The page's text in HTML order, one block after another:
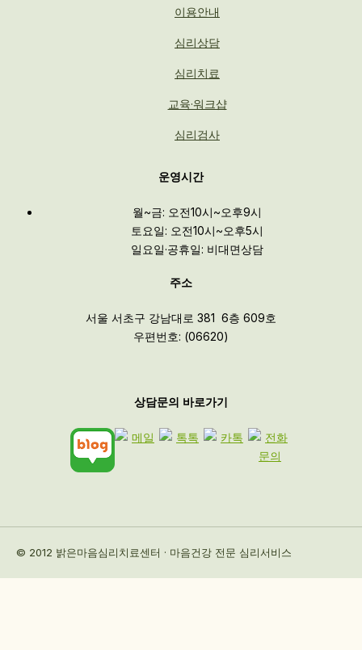
이용안내
심리상담
심리치료
교육·워크샵
심리검사
운영시간
월~금: 오전10시~오후9시
토요일: 오전10시~오후5시
일요일·공휴일: 비대면상담
주소
서울 서초구 강남대로 381 6층 609호
우편번호: (06620)
상담문의 바로가기
© 2012 밝은마음심리치료센터 · 마음건강 전문 심리서비스